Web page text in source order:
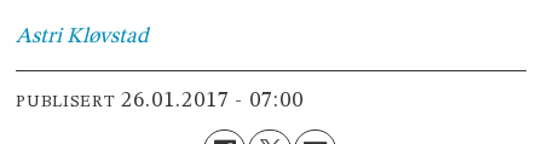
Astri Kløvstad
PUBLISERT 26.01.2017 - 07:00